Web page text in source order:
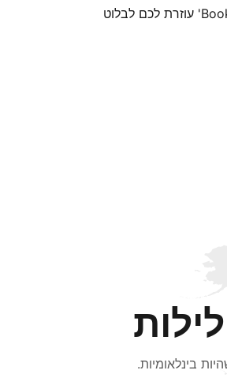
התווית 'חדש ב-Booking.com' עוזרת לכם לבלוט